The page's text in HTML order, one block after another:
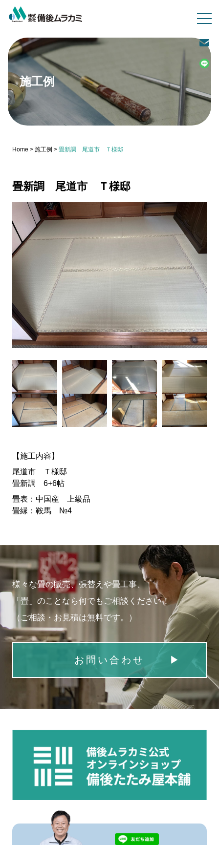
施工例
Home > 施工例 > 畳新調 尾道市 Ｔ様邸
畳新調 尾道市 Ｔ様邸
【施工内容】
尾道市 Ｔ様邸
畳新調 6+6帖
畳表：中国産 上級品
畳縁：鞍馬 №4
様々な畳の販売、張替えや畳工事、
「畳」のことなら何でもご相談ください！
（ご相談・お見積は無料です。）
お問い合わせ